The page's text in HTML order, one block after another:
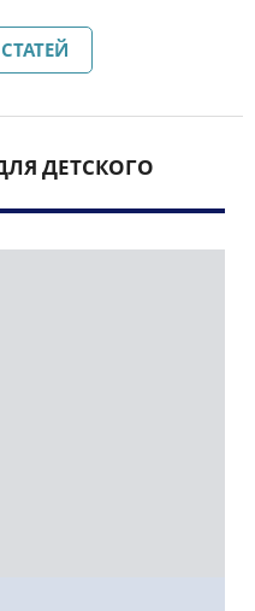
ДЕТСКОГО